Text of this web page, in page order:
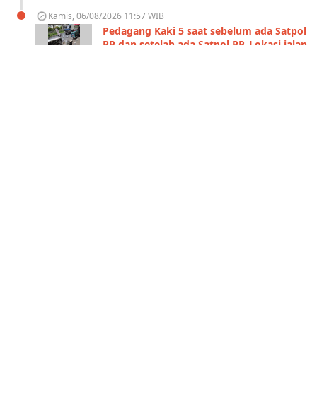
Kamis, 06/08/2026 11:57 WIB
Pedagang Kaki 5 saat sebelum ada Satpol
PP dan setelah ada Satpol PP. Lokasi jalan